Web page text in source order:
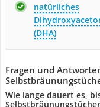
natürliches
(DHA)
Fragen und
Wie lange dauert es,